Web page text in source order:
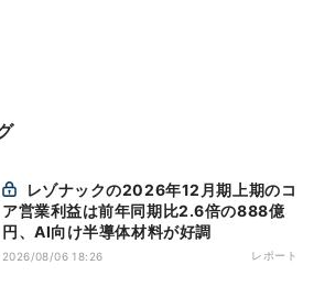
ア営業利益は前年同期比2.6倍の888億
円、AI向け半導体材料が好調
2026/08/06 18:26 レポート